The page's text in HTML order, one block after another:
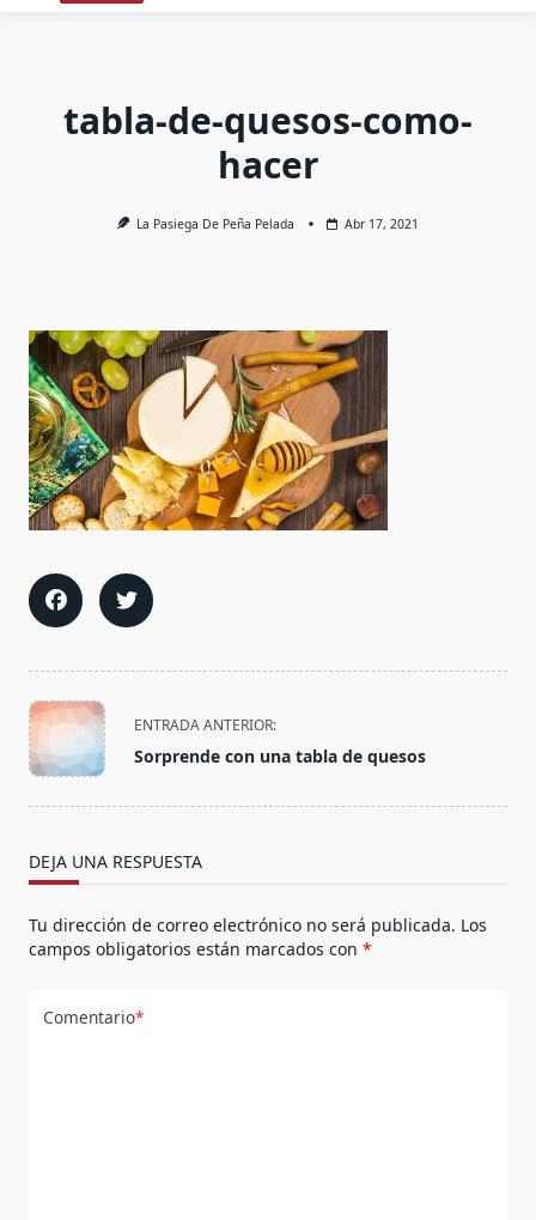
tabla-de-quesos-como-
hacer
La Pasiega De Peña Pelada Abr 17, 2021
<span
class="nav-
subtitle
screen-
text">Página</span>
ENTRADA ANTERIOR:
Sorprende con una tabla de quesos
DEJA UNA RESPUESTA
Tu dirección de correo electrónico no será publicada. Los
campos obligatorios están marcados con *
Comentario*